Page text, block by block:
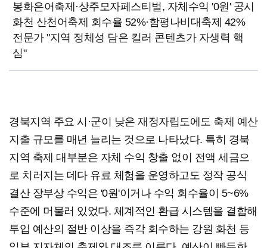
봉화은어축제·상주모자페스티벌, 자체수익 '0원' 공시
화천 산천어축제 회수율 52%·함평나비대축제 42%
전문가 "지역 정체성 담은 킬러 콘텐츠가 자생력 핵
심"
경북지역 주요 시·군이 낮은 재정자립도에도 축제 예산
지출 규모를 매년 늘리는 것으로 나타났다. 특히 경북
지역 축제 대부분은 자체 수익 창출 없이 전액 세금으
로 치러지는 데다 유료 체험을 운영하고도 정작 공식
결산 장부상 수익은 '0원'이거나 수익 회수율이 5~6%
수준에 머물러 있었다. 체계적인 환급 시스템을 결합해
투입 예산의 절반 이상을 즉각 회수하는 강원 화천 등